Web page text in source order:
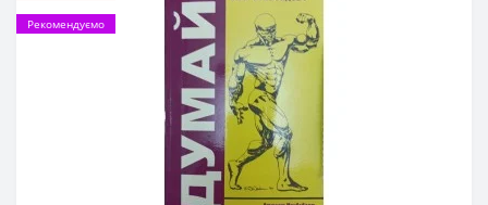
Рекомендуємо